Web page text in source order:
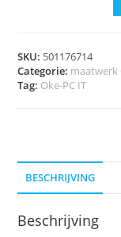
SKU: 501176714
Categorie: maatwerk
Tag: Oke-PC IT
BESCHRIJVING
Beschrijving